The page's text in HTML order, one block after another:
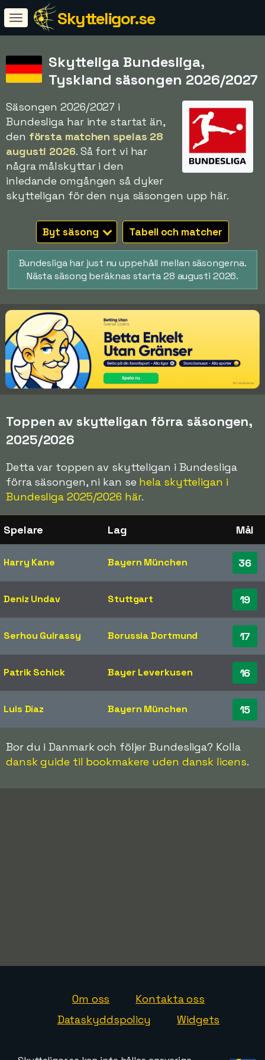
Skytteligor.se
Skytteliga Bundesliga,
Tyskland säsongen 2026/2027
Säsongen 2026/2027 i
Bundesliga har inte startat än,
den första matchen spelas 28
augusti 2026. Så fort vi har
några målskyttar i den
inledande omgången så dyker
skytteligan för den nya säsongen upp här.
Byt säsong Tabell och matcher
Bundesliga har just nu uppehåll mellan säsongerna.
Nästa säsong beräknas starta 28 augusti 2026.
Toppen av skytteligan förra säsongen,
2025/2026
Detta var toppen av skytteligan i Bundesliga
förra säsongen, ni kan se hela skytteligan i
Bundesliga 2025/2026 här.
Spelare Lag Mål
Harry Kane Bayern München 36
Deniz Undav Stuttgart 19
Serhou Guirassy Borussia Dortmund 17
Patrik Schick Bayer Leverkusen 16
Luis Díaz Bayern München 15
Bor du i Danmark och följer Bundesliga? Kolla
dansk guide til bookmakere uden dansk licens.
Om oss
Kontakta oss
Dataskyddspolicy
Widgets